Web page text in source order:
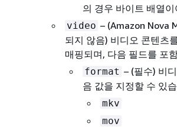
의 경우 바이트 배열
video – (Amazon Nova
되지 않음) 비디오 콘텐츠
매핑되며, 다음 필드를 포
format – (필수) 비
음 값을 지정할 수 있
mkv
mov